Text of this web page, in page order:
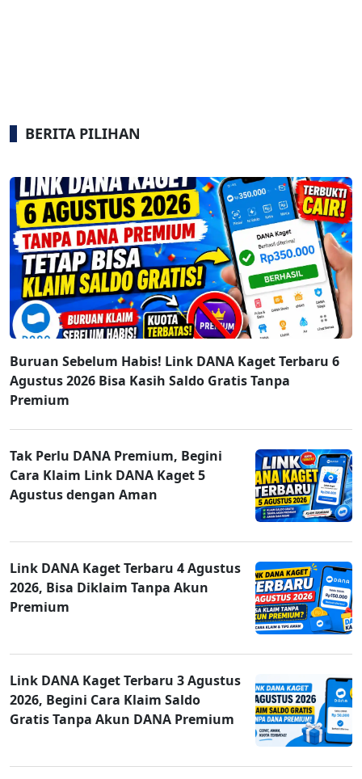
BERITA PILIHAN
Buruan Sebelum Habis! Link DANA Kaget Terbaru 6
Agustus 2026 Bisa Kasih Saldo Gratis Tanpa
Premium
Tak Perlu DANA Premium, Begini
Cara Klaim Link DANA Kaget 5
Agustus dengan Aman
Link DANA Kaget Terbaru 4 Agustus
2026, Bisa Diklaim Tanpa Akun
Premium
Link DANA Kaget Terbaru 3 Agustus
2026, Begini Cara Klaim Saldo
Gratis Tanpa Akun DANA Premium